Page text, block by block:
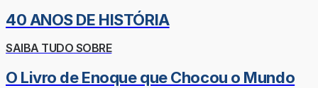
40 ANOS DE HISTÓRIA
SAIBA TUDO SOBRE
O Livro de Enoque que Chocou o Mundo